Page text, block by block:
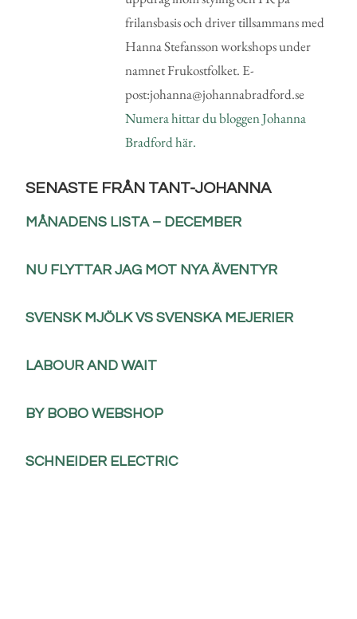
frilansbasis och driver tillsammans med
Hanna Stefansson workshops under
namnet Frukostfolket. E-
post:johanna@johannabradford.se
Numera hittar du bloggen Johanna
Bradford här.
SENASTE FRÅN TANT-JOHANNA
MÅNADENS LISTA – DECEMBER
NU FLYTTAR JAG MOT NYA ÄVENTYR
SVENSK MJÖLK VS SVENSKA MEJERIER
LABOUR AND WAIT
BY BOBO WEBSHOP
SCHNEIDER ELECTRIC